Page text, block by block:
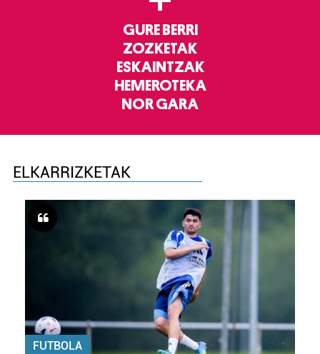
GURE BERRI
ZOZKETAK
ESKAINTZAK
HEMEROTEKA
NOR GARA
ELKARRIZKETAK
FUTBOLA